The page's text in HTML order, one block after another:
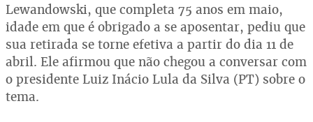
Lewandowski, que completa 75 anos em maio,
idade em que é obrigado a se aposentar, pediu que
sua retirada se torne efetiva a partir do dia 11 de
abril. Ele afirmou que não chegou a conversar com
o presidente Luiz Inácio Lula da Silva (PT) sobre o
tema.